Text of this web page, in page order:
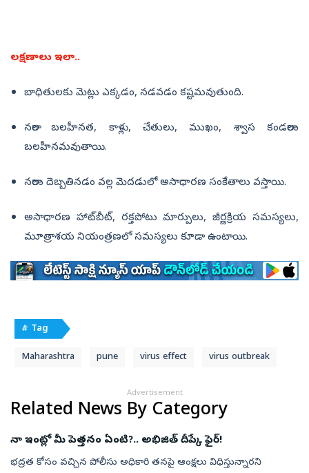
లక్షణాలు ఇలా..
బాధితులకు మెట్లు ఎక్కడం, నడవడం కష్టమవుతుంది.
నరాల బలహీనత, కాళ్లు, చేతులు, ముఖం, శ్వాస కండరాలు
బలహీనమవుతాయి.
నరాలు దెబ్బతినడం వల్ల మెదడులో అసాధారణ సంకేతాలు వస్తాయి.
అసాధారణ హాట్‌బీట్, రక్తపోటు మార్పులు, జీర్ణక్రియ సమస్యలు,
మూత్రాశయ నియంత్రణలో సమస్యలు కూడా ఉంటాయి.
# Tag
Maharashtra pune virus effect virus outbreak
Advertisement
Related News By Category
నా ఇంట్లో మీ పెత్తనం ఏంటి?.. అభిజిత్‌ దీప్కే ఫైర్‌!
భద్రత కోసం వచ్చిన పోలీసు అధికారి తనపై ఆంక్షలు విధిస్తున్నారని